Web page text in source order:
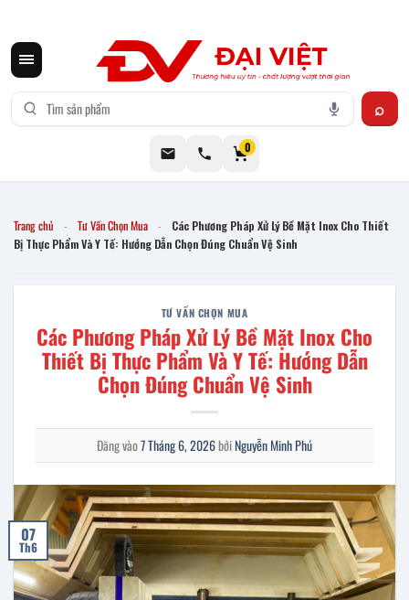
0
Trang chủ - Tư Vấn Chọn Mua -
Các Phương Pháp Xử Lý Bề Mặt Inox Cho Thiết
Bị Thực Phẩm Và Y Tế: Hướng Dẫn Chọn Đúng Chuẩn Vệ Sinh
TƯ VẤN CHỌN MUA
Các Phương Pháp Xử Lý Bề Mặt Inox Cho
Thiết Bị Thực Phẩm Và Y Tế: Hướng Dẫn
Chọn Đúng Chuẩn Vệ Sinh
Đăng vào7 Tháng 6, 2026bởiNguyễn Minh Phú
07
Th6